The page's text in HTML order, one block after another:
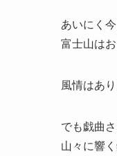
あいにく
富士山は
風情はあ
でも戯曲さ
山々に響